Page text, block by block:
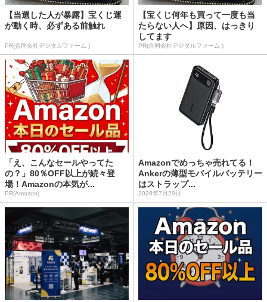
【当選した人が暴露】宝くじ運
が動く時、必ずある前触れ
PR(合同会社デジタルファーム )
【宝くじ何年も買って一度も当
たらない人へ】原因、はっきり
してます
PR(合同会社デジタルファーム )
「え、こんなセールやってた
の？」80％OFF以上が続々登
場！Amazonの本気が...
PR(Amazon)
Amazonでめっちゃ売れてる！
Ankerの薄型モバイルバッテリー
はストラップ...
2026年7月29日